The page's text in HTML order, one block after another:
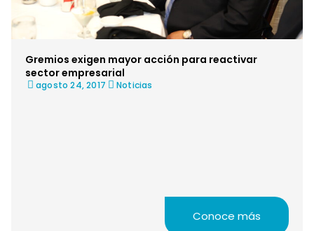
Gremios exigen mayor acción para reactivar
sector empresarial
agosto 24, 2017 Noticias
Conoce más